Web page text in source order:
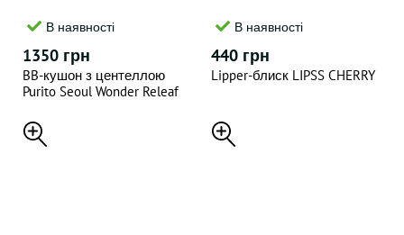
В наявності
1350 грн
BB-кушон з центеллою
Purito Seoul Wonder Releaf
Natural Beige 15 г + 15 г
В наявності
440 грн
Lipper-блиск LIPSS CHERRY